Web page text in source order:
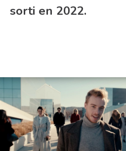
sorti en 2022.